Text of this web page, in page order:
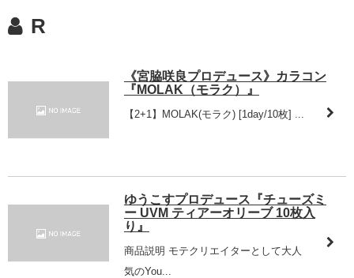
R
《宮脇咲良プロデュース》カラコン
『MOLAK（モラク）』
【2+1】MOLAK(モラク) [1day/10枚] ...
ゆうこすプロデュース『チューズミ
ー UVM ティアーオリーブ 10枚入
り』
商品説明 モテクリエイターとして大人
気のYou...